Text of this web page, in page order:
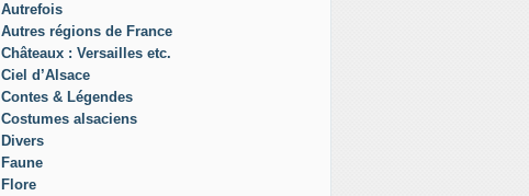
Autrefois
Autres régions de France
Châteaux : Versailles etc.
Ciel d’Alsace
Contes & Légendes
Costumes alsaciens
Divers
Faune
Flore